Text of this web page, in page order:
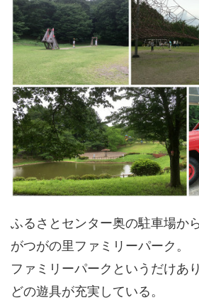
ふるさとセンター奥の駐車場か
がつがの里ファミリーパーク。
ファミリーパークというだけあ
どの遊具が充実している。